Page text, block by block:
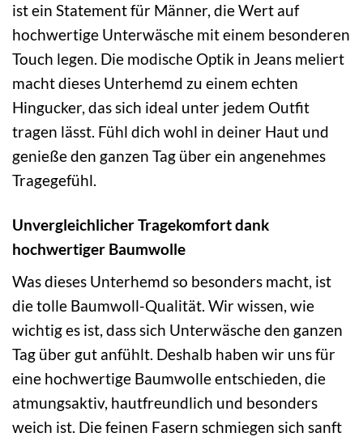
ist ein Statement für Männer, die Wert auf
hochwertige Unterwäsche mit einem besonderen
Touch legen. Die modische Optik in Jeans meliert
macht dieses Unterhemd zu einem echten
Hingucker, das sich ideal unter jedem Outfit
tragen lässt. Fühl dich wohl in deiner Haut und
genieße den ganzen Tag über ein angenehmes
Tragegefühl.
Unvergleichlicher Tragekomfort dank
hochwertiger Baumwolle
Was dieses Unterhemd so besonders macht, ist
die tolle Baumwoll-Qualität. Wir wissen, wie
wichtig es ist, dass sich Unterwäsche den ganzen
Tag über gut anfühlt. Deshalb haben wir uns für
eine hochwertige Baumwolle entschieden, die
atmungsaktiv, hautfreundlich und besonders
weich ist. Die feinen Fasern schmiegen sich sanft